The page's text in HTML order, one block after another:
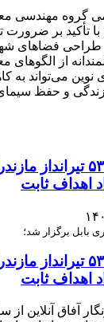
گروه مهندسی
با تأکید بر ضرورت
طراحی فضاهای
از الگوهای
نوین می‌تواند
زندگی و حفظ
پایان رقابت ۵۳
اهداف ثابت
بابل برگزار شد؛
پایان رقابت ۵۳
اهداف ثابت
آفاق آنلاین